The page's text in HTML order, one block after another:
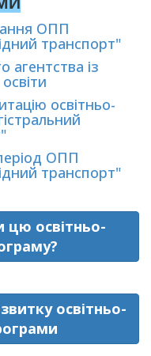
ОПП
транспорт"
агентства із
освітньо-
ОПП
транспорт"
цю освітньо-
освітньо-